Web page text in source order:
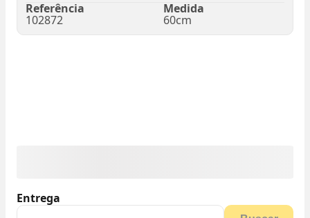
Referência
102872
Medida
60cm
Entrega